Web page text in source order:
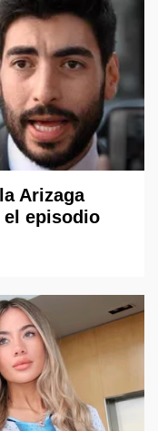
Arizaga
el episodio